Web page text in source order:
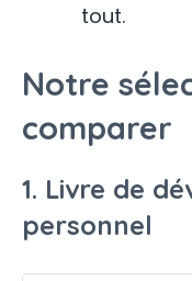
tout.
Notre
comparer
1. Livre de
personnel